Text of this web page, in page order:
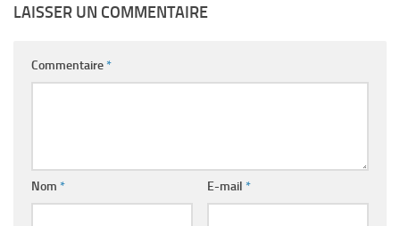
LAISSER UN COMMENTAIRE
Commentaire*
Nom * E-mail *